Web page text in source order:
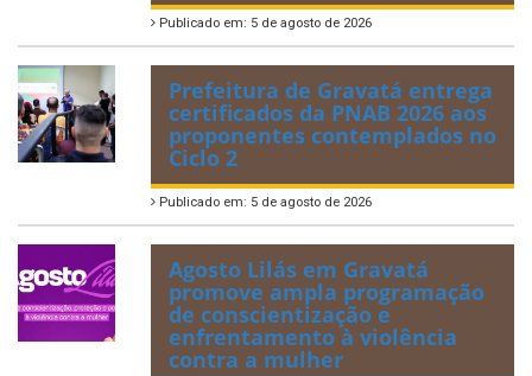
Publicado em: 5 de agosto de 2026
Prefeitura de Gravatá entrega
certificados da PNAB 2026 aos
proponentes contemplados no
Ciclo 2
Publicado em: 5 de agosto de 2026
Agosto Lilás em Gravatá
promove ampla programação
de conscientização e
enfrentamento à violência
contra a mulher